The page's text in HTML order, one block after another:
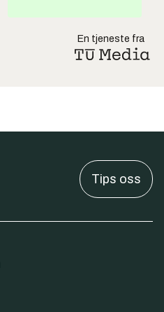
En tjeneste fra
Tips oss